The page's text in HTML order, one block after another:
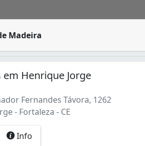
Madeira. Situada na região
Henrique Jorge
Fernandes Távora, 1262
- Fortaleza - CE
Info